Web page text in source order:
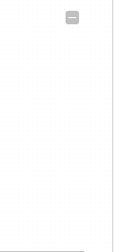
–